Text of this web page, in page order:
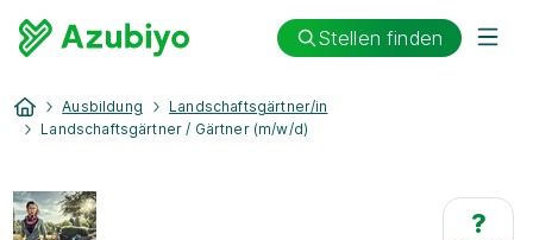
Stellen finden
Ausbildung
Landschaftsgärtner/in
Landschaftsgärtner / Gärtner (m/w/d)
?